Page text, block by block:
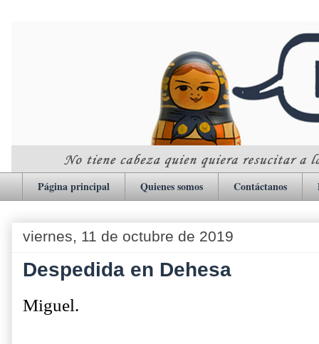
Página principal Quienes somos Contáctanos
viernes, 11 de octubre de 2019
Despedida en Dehesa
Miguel.